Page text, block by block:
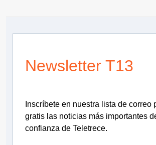
Newsletter T13
Inscríbete en nuestra lista de correo
gratis las noticias más importantes
confianza de Teletrece.